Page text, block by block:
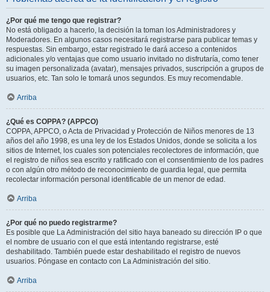
¿Por qué me tengo que registrar?
No está obligado a hacerlo, la decisión la toman los Administradores y
Moderadores. En algunos casos necesitará registrarse para publicar temas y
respuestas. Sin embargo, estar registrado le dará acceso a contenidos
adicionales y/o ventajas que como usuario invitado no disfrutaría, como tener
su imagen personalizada (avatar), mensajes privados, suscripción a grupos de
usuarios, etc. Tan solo le tomará unos segundos. Es muy recomendable.
Arriba
¿Qué es COPPA? (APPCO)
COPPA, APPCO, o Acta de Privacidad y Protección de Niños menores de 13
años del año 1998, es una ley de los Estados Unidos, donde se solicita a los
sitios de Internet, los cuales son potenciales recolectores de información, que
el registro de niños sea escrito y ratificado con el consentimiento de los padres
o con algún otro método de reconocimiento de guardia legal, que permita
recolectar información personal identificable de un menor de edad.
Arriba
¿Por qué no puedo registrarme?
Es posible que La Administración del sitio haya baneado su dirección IP o que
el nombre de usuario con el que está intentando registrarse, esté
deshabilitado. También puede estar deshabilitado el registro de nuevos
usuarios. Póngase en contacto con La Administración del sitio.
Arriba